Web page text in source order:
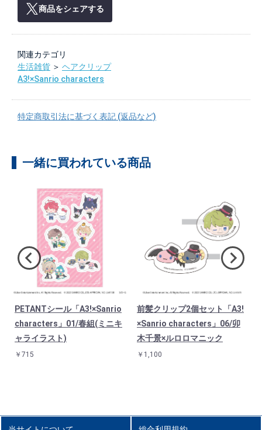
商品をシェアする
関連カテゴリ
生活雑貨 ＞ ヘアクリップ
A3!×Sanrio characters
特定商取引法に基づく表記 (返品など)
一緒に買われている商品
PETANTシール「A3!×Sanrio
characters」01/春組(ミニキ
ャライラスト)
￥715
前髪クリップ2個セット「A3!
×Sanrio characters」06/卯
木千景×ルロロマニック
￥1,100